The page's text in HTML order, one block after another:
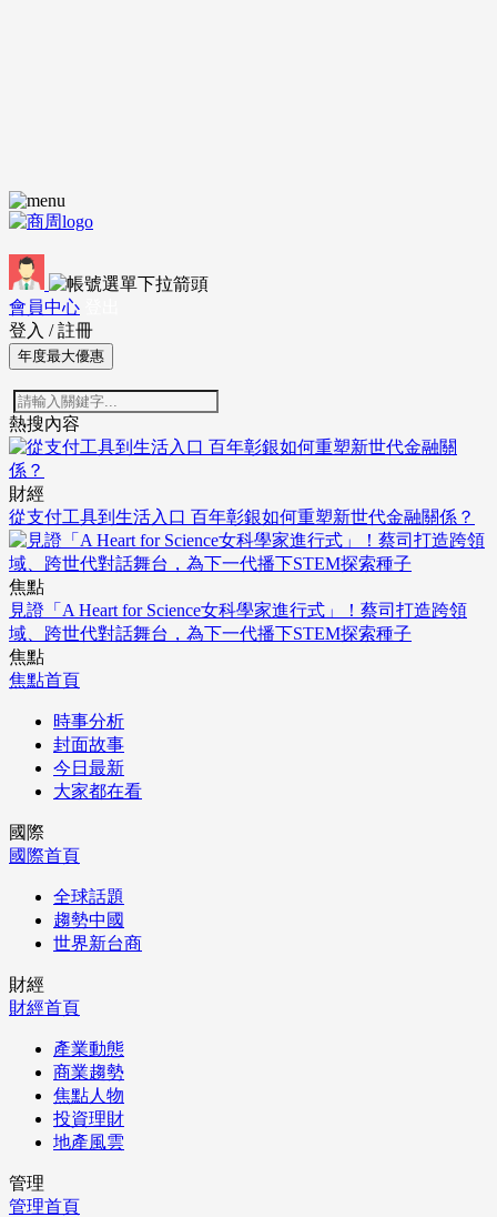
會員中心
登入 / 註冊
年度最大優惠
熱搜內容
財經
從支付工具到生活入口 百年彰銀如何重塑新世代金融關係？
焦點
見證「A Heart for Science女科學家進行式」！蔡司打造跨領
域、跨世代對話舞台，為下一代播下STEM探索種子
焦點
焦點首頁
時事分析
封面故事
今日最新
大家都在看
國際
國際首頁
全球話題
趨勢中國
世界新台商
財經
財經首頁
產業動態
商業趨勢
焦點人物
投資理財
地產風雲
管理
管理首頁